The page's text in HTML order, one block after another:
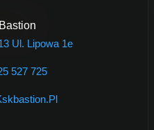
Ul. Lipowa 1e
527 725